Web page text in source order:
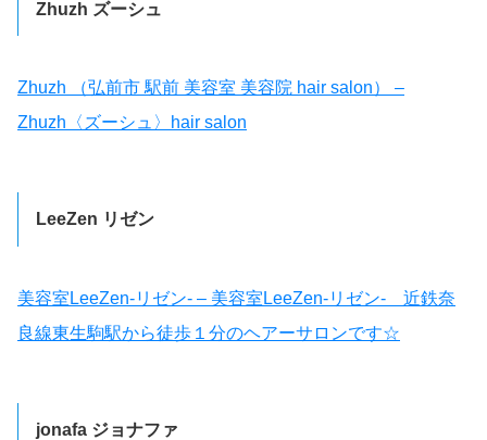
Zhuzh ズーシュ
Zhuzh （弘前市 駅前 美容室 美容院 hair salon） –
Zhuzh〈ズーシュ〉hair salon
LeeZen リゼン
美容室LeeZen-リゼン- – 美容室LeeZen-リゼン- 近鉄奈
良線東生駒駅から徒歩１分のヘアーサロンです☆
jonafa ジョナファ